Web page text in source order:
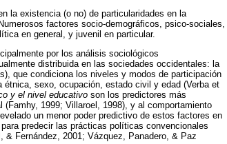
la existencia (o no) de particularidades en la
factores socio-demográficos, psico-sociales,
en general, y juvenil en particular.
por los análisis sociológicos
distribuida en las sociedades occidentales: la
que condiciona los niveles y modos de participación
sexo, ocupación, estado civil y edad (Verba et
y el nivel educativo son los predictores más
1999; Villaroel, 1998), y al comportamiento
un menor poder predictivo de estos factores en
predecir las prácticas políticas convencionales
Fernández, 2001; Vázquez, Panadero, & Paz